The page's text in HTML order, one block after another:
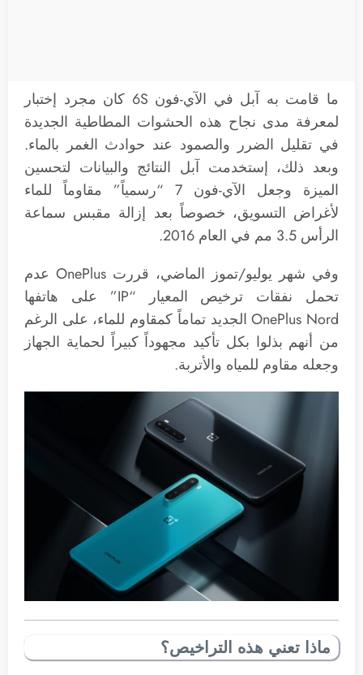
ما قامت به آبل في الآي-فون 6S كان مجرد إختبار
لمعرفة مدى نجاح هذه الحشوات المطاطية الجديدة
في تقليل الضرر والصمود عند حوادث الغمر بالماء.
وبعد ذلك، إستخدمت آبل النتائج والبيانات لتحسين
الميزة وجعل الآي-فون 7 “رسمياً” مقاوماً للماء
لأغراض التسويق، خصوصاً بعد إزالة مقبس سماعة
الرأس 3.5 مم في العام 2016.
وفي شهر يوليو/تموز الماضي، قررت OnePlus عدم
تحمل نفقات ترخيص المعيار “IP” على هاتفها
OnePlus Nord الجديد تماماً كمقاوم للماء، على الرغم
من أنهم بذلوا بكل تأكيد مجهوداً كبيراً لحماية الجهاز
وجعله مقاوم للمياه والأتربة.
ماذا تعني هذه التراخيص؟